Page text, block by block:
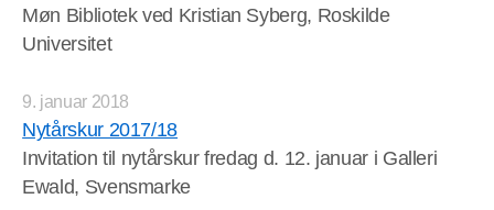
Møn Bibliotek ved Kristian Syberg, Roskilde
Universitet
9. januar 2018
Nytårskur 2017/18
Invitation til nytårskur fredag d. 12. januar i Galleri
Ewald, Svensmarke